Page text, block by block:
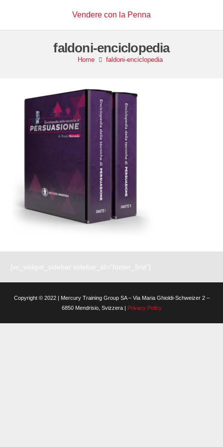
Vendere con la Penna
faldoni-enciclopedia
Home faldoni-enciclopedia
[vc_widget_sidebar sidebar_id=”footer_first”]
Copyright © 2022 | Mercury Training Group SA – Via Maria Ghioldi-Schweizer 2 –
6850 Mendrisio, Svizzera | Privacy Policy